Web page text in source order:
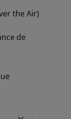
the Air)
de